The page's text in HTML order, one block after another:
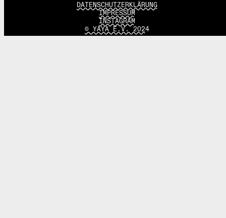
DATENSCHUTZERKLÄRUNG
IMPRESSUM
INSTAGRAM
© YAYA E.V. 2024